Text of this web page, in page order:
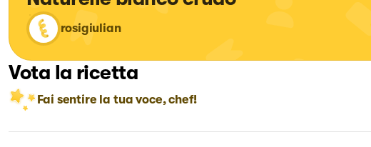
rosigiulian
Vota la ricetta
Fai sentire la tua voce, chef!